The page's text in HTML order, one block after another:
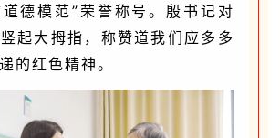
德模范”荣誉称号。殷书记对
起大拇指，称赞道我们应多多
的红色精神。